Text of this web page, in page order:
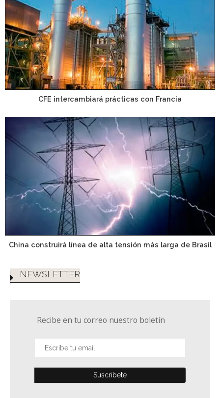
CFE intercambiará prácticas con Francia
China construirá línea de alta tensión más larga de Brasil
NEWSLETTER
Recibe en tu correo nuestro boletín